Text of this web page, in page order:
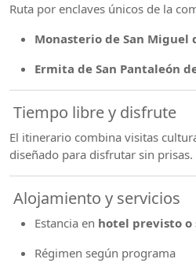
Ruta por enclaves únicos de la
Monasterio de San Miguel
Ermita de San Pantaleón
Tiempo libre y disfrute
El itinerario combina visitas
diseñado para disfrutar sin prisas.
Alojamiento y servicios
Estancia en hotel previsto
Régimen según programa